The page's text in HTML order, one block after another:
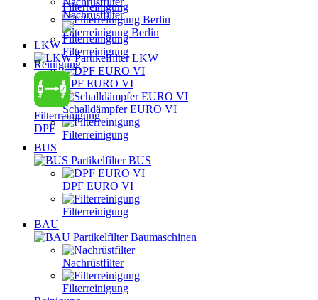
Nachrüstfilter
Filterreinigung
Reinigung
Filterreinigung
DPF
Filterreinigung
Filterreinigung Berlin
LKW
Partikelfilter LKW
DPF EURO VI
Schalldämpfer EURO VI
Filterreinigung
BUS
Partikelfilter BUS
DPF EURO VI
Filterreinigung
BAU
Partikelfilter Baumaschinen
Nachrüstfilter
Filterreinigung